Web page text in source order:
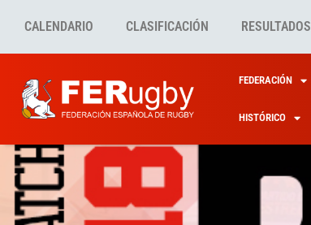
CALENDARIO CLASIFICACIÓN RESULTADOS
FEDERACIÓN
HISTÓRICO